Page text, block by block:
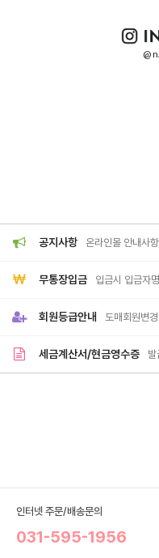
@
공지사항 온라인몰 안내사
무통장입금 입금시 입금자
회원등급안내 도매회원변
세금계산서/현금영수증 발
인터넷 주문/배송문의
031-595-1956